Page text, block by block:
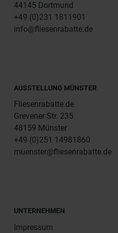
44145 Dortmund
+49 (0)231 1811901
info@fliesenrabatte.de
AUSSTELLUNG MÜNSTER
Fliesenrabatte.de
Grevener Str. 235
48159 Münster
+49 (0)251 14981860
muenster@fliesenrabatte.de
UNTERNEHMEN
Impressum